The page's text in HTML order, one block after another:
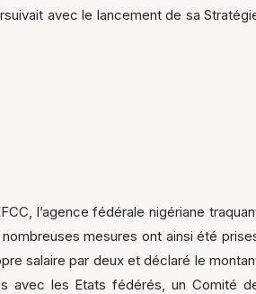
avec le lancement de sa
l’agence fédérale nigériane
mesures ont ainsi été
salaire par deux et déclaré le
avec les Etats fédérés, un Comité